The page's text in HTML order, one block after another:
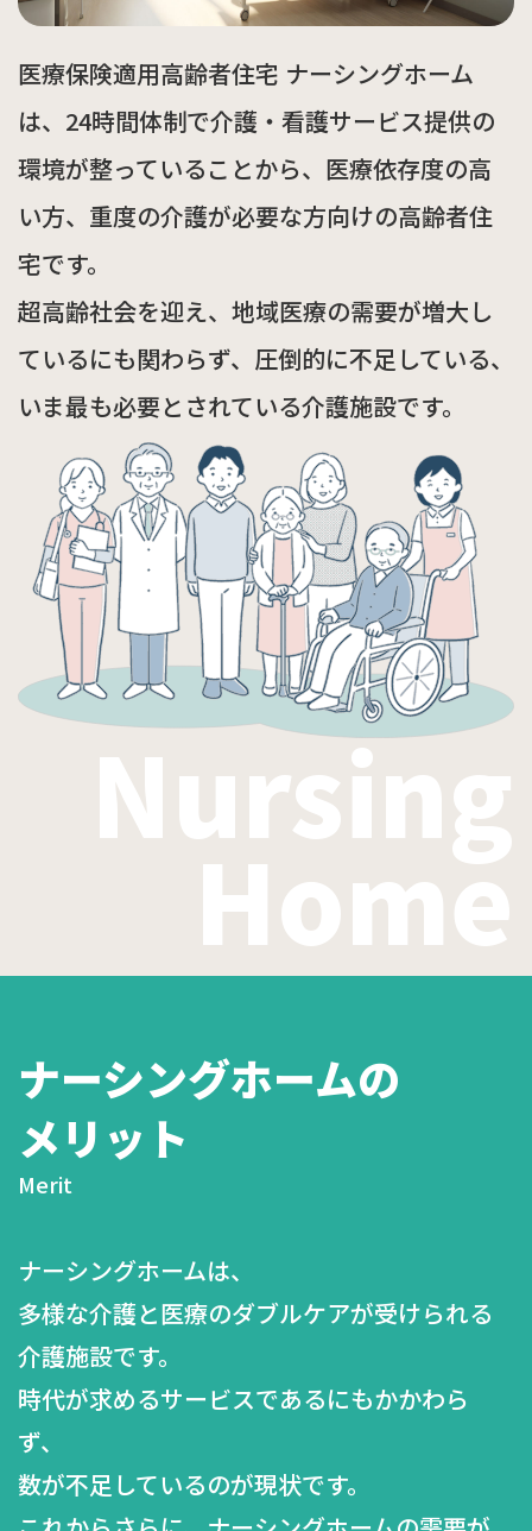
医療保険適用高齢者住宅 ナーシングホーム
は、 24時間体制で介護・看護サービス提供の
環境が整っていることから、 医療依存度の高
い方、重度の介護が必要な方向けの高齢者住
宅です。
超高齢社会を迎え、地域医療の需要が増大し
ているにも関わらず、 圧倒的に不足している、
いま最も必要とされている介護施設です。
Nursing
Home
ナーシングホームの
メリット
Merit
ナーシングホームは、
多様な介護と医療のダブルケアが受けられる
介護施設です。
時代が求めるサービスであるにもかかわら
ず、
数が不足しているのが現状です。